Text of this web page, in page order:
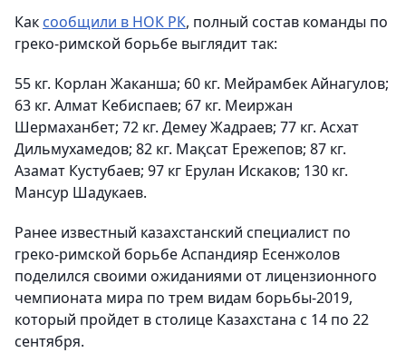
Как сообщили в НОК РК, полный состав команды по
греко-римской борьбе выглядит так:
55 кг. Корлан Жаканша; 60 кг. Мейрамбек Айнагулов;
63 кг. Алмат Кебиспаев; 67 кг. Меиржан
Шермаханбет; 72 кг. Демеу Жадраев; 77 кг. Асхат
Дильмухамедов; 82 кг. Мақсат Ережепов; 87 кг.
Азамат Кустубаев; 97 кг Ерулан Искаков; 130 кг.
Мансур Шадукаев.
Ранее известный казахстанский специалист по
греко-римской борьбе Аспандияр Есенжолов
поделился своими ожиданиями от лицензионного
чемпионата мира по трем видам борьбы-2019,
который пройдет в столице Казахстана с 14 по 22
сентября.